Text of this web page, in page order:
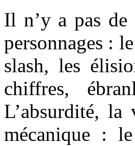
Il n’y a pas
personnages :
slash, les
chiffres,
L’absurdité,
mécanique :